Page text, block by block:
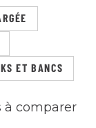
ET BANCS
comparer